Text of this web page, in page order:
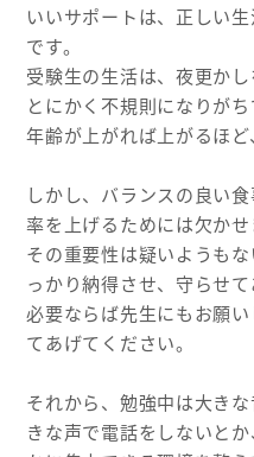
いいサポートは、正しい
です。
受験生の生活は、夜更かし
とにかく不規則になりがち
年齢が上がれば上がるほど
しかし、バランスの良い
率を上げるためには欠かせ
その重要性は疑いようも
っかり納得させ、守らせて
必要ならば先生にもお願
てあげてください。
それから、勉強中は大き
きな声で電話をしないと